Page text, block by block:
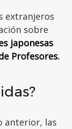
extranjeros
sobre
japonesas
Profesores.
anterior, las